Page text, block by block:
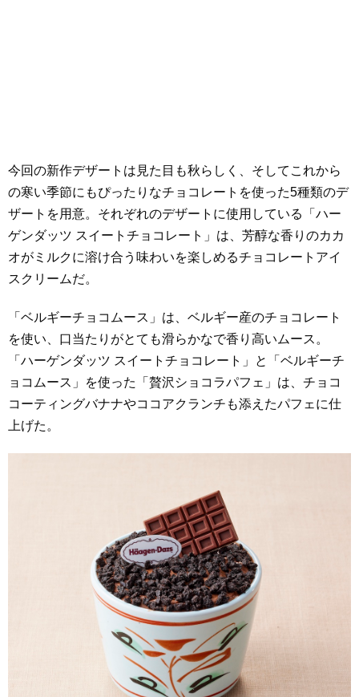
今回の新作デザートは見た目も秋らしく、そしてこれから
の寒い季節にもぴったりなチョコレートを使った5種類のデ
ザートを用意。それぞれのデザートに使用している「ハー
ゲンダッツ スイートチョコレート」は、芳醇な香りのカカ
オがミルクに溶け合う味わいを楽しめるチョコレートアイ
スクリームだ。
「ベルギーチョコムース」は、ベルギー産のチョコレート
を使い、口当たりがとても滑らかなで香り高いムース。
「ハーゲンダッツ スイートチョコレート」と「ベルギーチ
ョコムース」を使った「贅沢ショコラパフェ」は、チョコ
コーティングバナナやココアクランチも添えたパフェに仕
上げた。